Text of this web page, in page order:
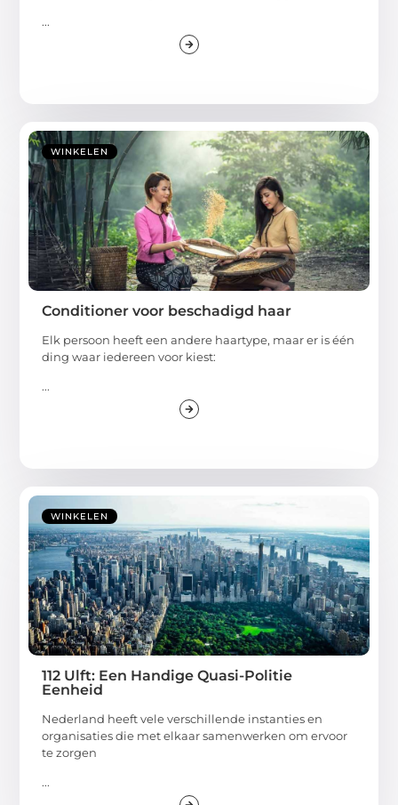
...
WINKELEN
Conditioner voor beschadigd haar
Elk persoon heeft een andere haartype, maar er is één
ding waar iedereen voor kiest:
...
WINKELEN
112 Ulft: Een Handige Quasi-Politie
Eenheid
Nederland heeft vele verschillende instanties en
organisaties die met elkaar samenwerken om ervoor
te zorgen
...